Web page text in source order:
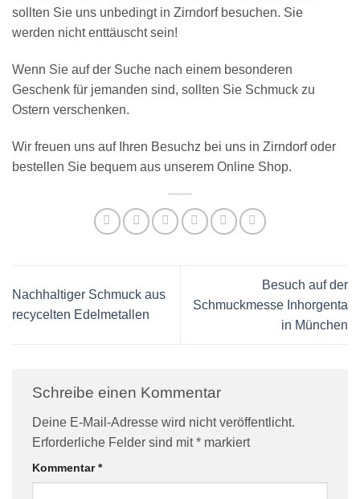
sollten Sie uns unbedingt in Zirndorf besuchen. Sie
werden nicht enttäuscht sein!
Wenn Sie auf der Suche nach einem besonderen
Geschenk für jemanden sind, sollten Sie Schmuck zu
Ostern verschenken.
Wir freuen uns auf Ihren Besuchz bei uns in Zirndorf oder
bestellen Sie bequem aus unserem Online Shop.
Nachhaltiger Schmuck aus
recycelten Edelmetallen
Besuch auf der
Schmuckmesse Inhorgenta
in München
Schreibe einen Kommentar
Deine E-Mail-Adresse wird nicht veröffentlicht.
Erforderliche Felder sind mit* markiert
Kommentar*